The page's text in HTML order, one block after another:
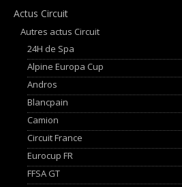
Actus Circuit
Autres actus Circuit
24H de Spa
Alpine Europa Cup
Andros
Blancpain
Camion
Circuit France
Eurocup FR
FFSA GT